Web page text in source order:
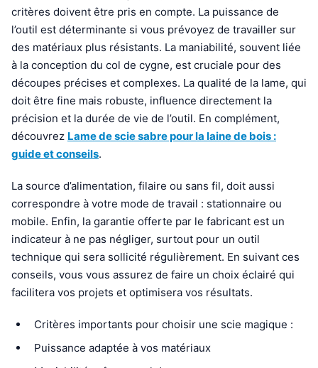
critères doivent être pris en compte. La puissance de
l’outil est déterminante si vous prévoyez de travailler sur
des matériaux plus résistants. La maniabilité, souvent liée
à la conception du col de cygne, est cruciale pour des
découpes précises et complexes. La qualité de la lame, qui
doit être fine mais robuste, influence directement la
précision et la durée de vie de l’outil. En complément,
découvrez Lame de scie sabre pour la laine de bois :
guide et conseils.
La source d’alimentation, filaire ou sans fil, doit aussi
correspondre à votre mode de travail : stationnaire ou
mobile. Enfin, la garantie offerte par le fabricant est un
indicateur à ne pas négliger, surtout pour un outil
technique qui sera sollicité régulièrement. En suivant ces
conseils, vous vous assurez de faire un choix éclairé qui
facilitera vos projets et optimisera vos résultats.
Critères importants pour choisir une scie magique :
Puissance adaptée à vos matériaux